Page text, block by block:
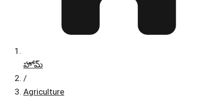
హోమ్
/
Agriculture